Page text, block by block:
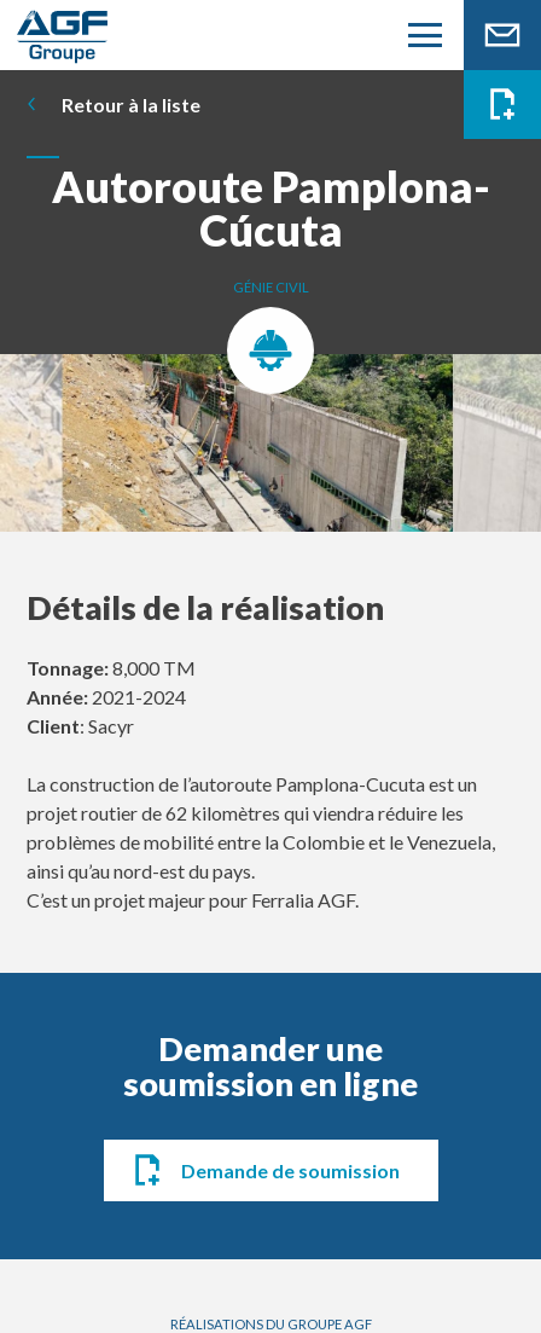
Retour à la liste
Autoroute Pamplona-
Cúcuta
GÉNIE CIVIL
Détails de la réalisation
Tonnage:8,000 TM
Année: 2021-2024
Client: Sacyr
La construction de l’autoroute Pamplona-Cucuta est un
projet routier de 62 kilomètres qui viendra réduire les
problèmes de mobilité entre la Colombie et le Venezuela,
ainsi qu’au nord-est du pays.
C’est un projet majeur pour Ferralia AGF.
Demander une
soumission en ligne
Demande de soumission
RÉALISATIONS DU GROUPE AGF